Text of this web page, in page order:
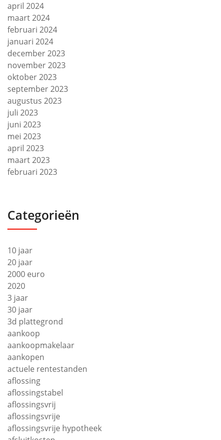
april 2024
maart 2024
februari 2024
januari 2024
december 2023
november 2023
oktober 2023
september 2023
augustus 2023
juli 2023
juni 2023
mei 2023
april 2023
maart 2023
februari 2023
Categorieën
10 jaar
20 jaar
2000 euro
2020
3 jaar
30 jaar
3d plattegrond
aankoop
aankoopmakelaar
aankopen
actuele rentestanden
aflossing
aflossingstabel
aflossingsvrij
aflossingsvrije
aflossingsvrije hypotheek